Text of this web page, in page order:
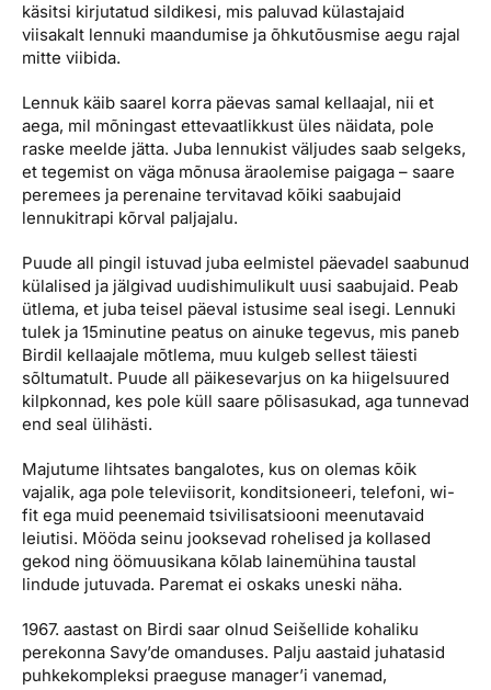
käsitsi kirjutatud sildikesi, mis paluvad külastajaid
viisakalt lennuki maandumise ja õhkutõusmise aegu rajal
mitte viibida.
Lennuk käib saarel korra päevas samal kellaajal, nii et
aega, mil mõningast ettevaatlikkust üles näidata, pole
raske meelde jätta. Juba lennukist väljudes saab selgeks,
et tegemist on väga mõnusa äraolemise paigaga – saare
peremees ja perenaine tervitavad kõiki saabujaid
lennukitrapi kõrval paljajalu.
Puude all pingil istuvad juba eelmistel päevadel saabunud
külalised ja jälgivad uudishimulikult uusi saabujaid. Peab
ütlema, et juba teisel päeval istusime seal isegi. Lennuki
tulek ja 15minutine peatus on ainuke tegevus, mis paneb
Birdil kellaajale mõtlema, muu kulgeb sellest täiesti
sõltumatult. Puude all päikesevarjus on ka hiigelsuured
kilpkonnad, kes pole küll saare põlisasukad, aga tunnevad
end seal ülihästi.
Majutume lihtsates bangalotes, kus on olemas kõik
vajalik, aga pole televiisorit, konditsioneeri, telefoni, wi-
fit ega muid peenemaid tsivilisatsiooni meenutavaid
leiutisi. Mööda seinu jooksevad rohelised ja kollased
gekod ning öömuusikana kõlab lainemühina taustal
lindude jutuvada. Paremat ei oskaks uneski näha.
1967. aastast on Birdi saar olnud Seišellide kohaliku
perekonna Savy’de omanduses. Palju aastaid juhatasid
puhkekompleksi praeguse manager’i vanemad,